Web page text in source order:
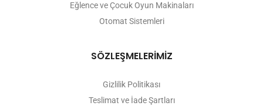
Eğlence ve Çocuk Oyun Makinaları
Otomat Sistemleri
SÖZLEŞMELERİMİZ
Gizlilik Politikası
Teslimat ve İade Şartları